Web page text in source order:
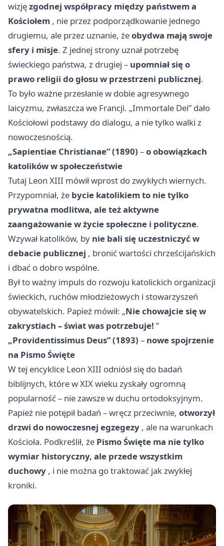
wizjęzgodnej współpracy między państwem a
Kościołem , nie przez podporządkowanie jednego
drugiemu, ale przez uznanie, żeobydwa mają swoje
sfery i misje. Z jednej strony uznał potrzebę
świeckiego państwa, z drugiej – upomniał się o
prawo religii do głosu w przestrzeni publicznej.
To było ważne przesłanie w dobie agresywnego
laicyzmu, zwłaszcza we Francji. „Immortale Dei” dało
Kościołowi podstawy do dialogu, a nie tylko walki z
nowoczesnością.
„Sapientiae Christianae” (1890) –o obowiązkach
katolików w społeczeństwie
Tutaj Leon XIII mówił wprost do zwykłych wiernych.
Przypomniał, że bycie katolikiem to nie tylko
prywatna modlitwa, ale też aktywne
zaangażowanie w życie społeczne i polityczne.
Wzywał katolików, by nie bali się uczestniczyć w
debacie publicznej , bronić wartości chrześcijańskich
i dbać o dobro wspólne.
Był to ważny impuls do rozwoju katolickich organizacji
świeckich, ruchów młodzieżowych i stowarzyszeń
obywatelskich. Papież mówił: „Nie chowajcie się w
zakrystiach – świat was potrzebuje! ”
„Providentissimus Deus” (1893) – nowe spojrzenie
na Pismo Święte
W tej encyklice Leon XIII odniósł się do badań
biblijnych, które w XIX wieku zyskały ogromną
popularność – nie zawsze w duchu ortodoksyjnym.
Papież nie potępił badań – wręcz przeciwnie, otworzył
drzwi do nowoczesnej egzegezy , ale na warunkach
Kościoła. Podkreślił, że Pismo Święte ma nie tylko
wymiar historyczny, ale przede wszystkim
duchowy , i nie można go traktować jak zwykłej
kroniki.